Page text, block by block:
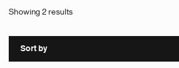
Showing 2 results
Sort by